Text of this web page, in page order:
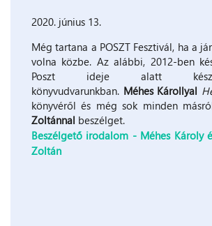
2020. június 13.
Még tartana a POSZT Fesztivál, ha a
volna közbe. Az alábbi, 2012-ben
Poszt ideje alatt
könyvudvarunkban. Méhes Károllyal
könyvéről és még sok minden
Zoltánnal beszélget.
Beszélgető irodalom - Méhes Károly
Zoltán